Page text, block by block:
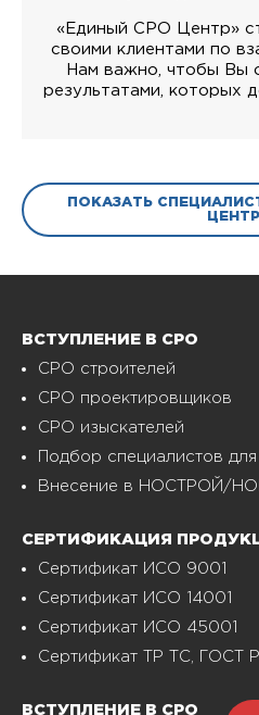
«Единый СРО Центр»
своими клиентами по
Нам важно, чтобы Вы
результатами, которых
ПОКАЗАТЬ
ВСТУПЛЕНИЕ В СРО
СРО строителей
СРО проектировщиков
СРО изыскателей
Подбор специалистов
Внесение в НОСТРОЙ/
СЕРТИФИКАЦИЯ
Сертификат ИСО 9001
Сертификат ИСО 14001
Сертификат ИСО 45001
Сертификат ТР ТС, ГОСТ Р
ВСТУПЛЕНИЕ В СРО